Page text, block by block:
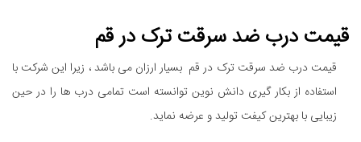
قیمت درب ضد سرقت ترک در قم
قیمت درب ضد سرقت ترک در قم بسیار ارزان می باشد ، زیرا این شرکت با
استفاده از بکار گیری دانش نوین توانسته است تمامی درب ها را در حین
زیبایی با بهترین کیفت تولید و عرضه نماید.